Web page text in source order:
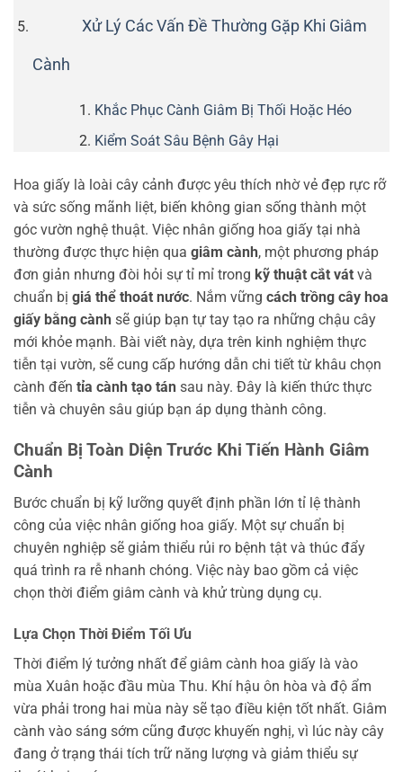
Xử Lý Các Vấn Đề Thường Gặp Khi Giâm
Cành
Khắc Phục Cành Giâm Bị Thối Hoặc Héo
Kiểm Soát Sâu Bệnh Gây Hại
Hoa giấy là loài cây cảnh được yêu thích nhờ vẻ đẹp rực rỡ
và sức sống mãnh liệt, biến không gian sống thành một
góc vườn nghệ thuật. Việc nhân giống hoa giấy tại nhà
thường được thực hiện qua giâm cành, một phương pháp
đơn giản nhưng đòi hỏi sự tỉ mỉ trong kỹ thuật cắt vát và
chuẩn bị giá thể thoát nước. Nắm vững cách trồng cây hoa
giấy bằng cành sẽ giúp bạn tự tay tạo ra những chậu cây
mới khỏe mạnh. Bài viết này, dựa trên kinh nghiệm thực
tiễn tại vườn, sẽ cung cấp hướng dẫn chi tiết từ khâu chọn
cành đến tỉa cành tạo tán sau này. Đây là kiến thức thực
tiễn và chuyên sâu giúp bạn áp dụng thành công.
Chuẩn Bị Toàn Diện Trước Khi Tiến Hành Giâm
Cành
Bước chuẩn bị kỹ lưỡng quyết định phần lớn tỉ lệ thành
công của việc nhân giống hoa giấy. Một sự chuẩn bị
chuyên nghiệp sẽ giảm thiểu rủi ro bệnh tật và thúc đẩy
quá trình ra rễ nhanh chóng. Việc này bao gồm cả việc
chọn thời điểm giâm cành và khử trùng dụng cụ.
Lựa Chọn Thời Điểm Tối Ưu
Thời điểm lý tưởng nhất để giâm cành hoa giấy là vào
mùa Xuân hoặc đầu mùa Thu. Khí hậu ôn hòa và độ ẩm
vừa phải trong hai mùa này sẽ tạo điều kiện tốt nhất. Giâm
cành vào sáng sớm cũng được khuyến nghị, vì lúc này cây
đang ở trạng thái tích trữ năng lượng và giảm thiểu sự